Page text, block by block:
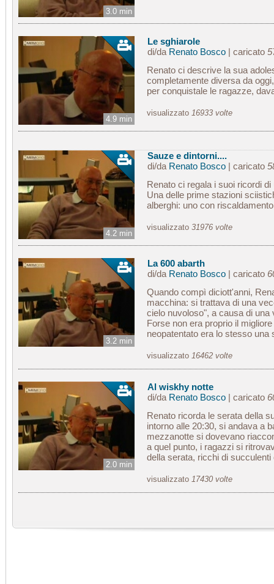
3.0 min
4.9 min
Le sghiarole
di/da Renato Bosco| caricato
Renato ci descrive la sua
completamente diversa da
per conquistale le ragazze,
visualizzato 16933 volte
4.2 min
Sauze e dintorni....
di/da Renato Bosco| caricato
Renato ci regala i suoi ricordi
Una delle prime stazioni
alberghi: uno con
visualizzato 31976 volte
3.2 min
La 600 abarth
di/da Renato Bosco| caricato
Quando compì diciott'anni,
macchina: si trattava di una
cielo nuvoloso", a causa di
Forse non era proprio il
neopatentato era lo stesso una
visualizzato 16462 volte
2.0 min
Al wiskhy notte
di/da Renato Bosco| caricato
Renato ricorda le serata della
intorno alle 20:30, si andava a
mezzanotte si dovevano
a quel punto, i ragazzi si
della serata, ricchi di
visualizzato 17430 volte